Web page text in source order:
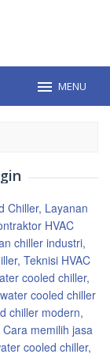
MENU